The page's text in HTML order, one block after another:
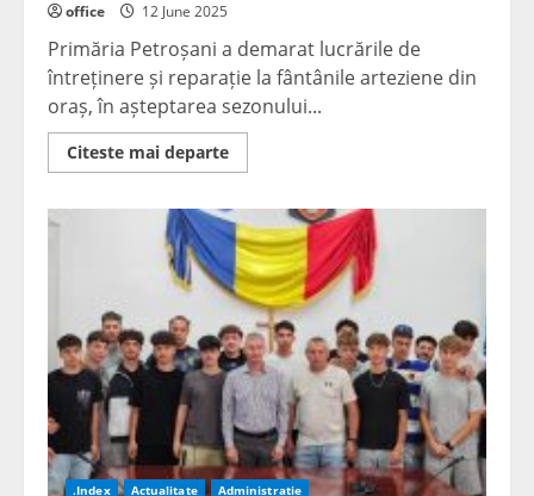
office 12 June 2025
Primăria Petroșani a demarat lucrările de
întreținere și reparație la fântânile arteziene din
oraș, în așteptarea sezonului...
Citeste mai departeRead
more
de
primăvară
la
fântânile
arteziene
din
Petroșani
.Index Actualitate Administratie